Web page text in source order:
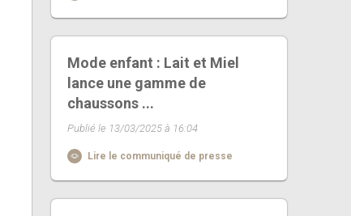
Mode enfant : Lait et Miel
lance une gamme de
chaussons ...
Publié le 13/03/2025 à 16:04
Lire le communiqué de presse